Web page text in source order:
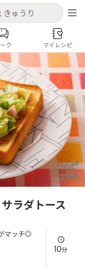
キャンセル
きます
新規登録
キャンセル
コンテンツ
とうもろこし
ク マイレシピ
ラダトース
マッチ◎
10分